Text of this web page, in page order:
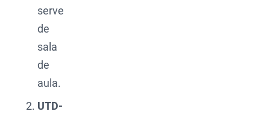
serve
de
sala
de
aula.
UTD-